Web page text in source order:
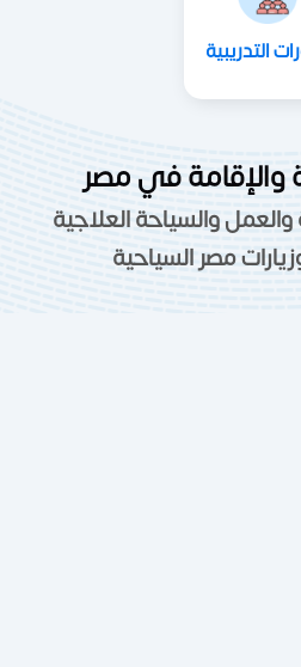
التدريبية
والإقامة في مصر
والسياحة العلاجية
مصر السياحية